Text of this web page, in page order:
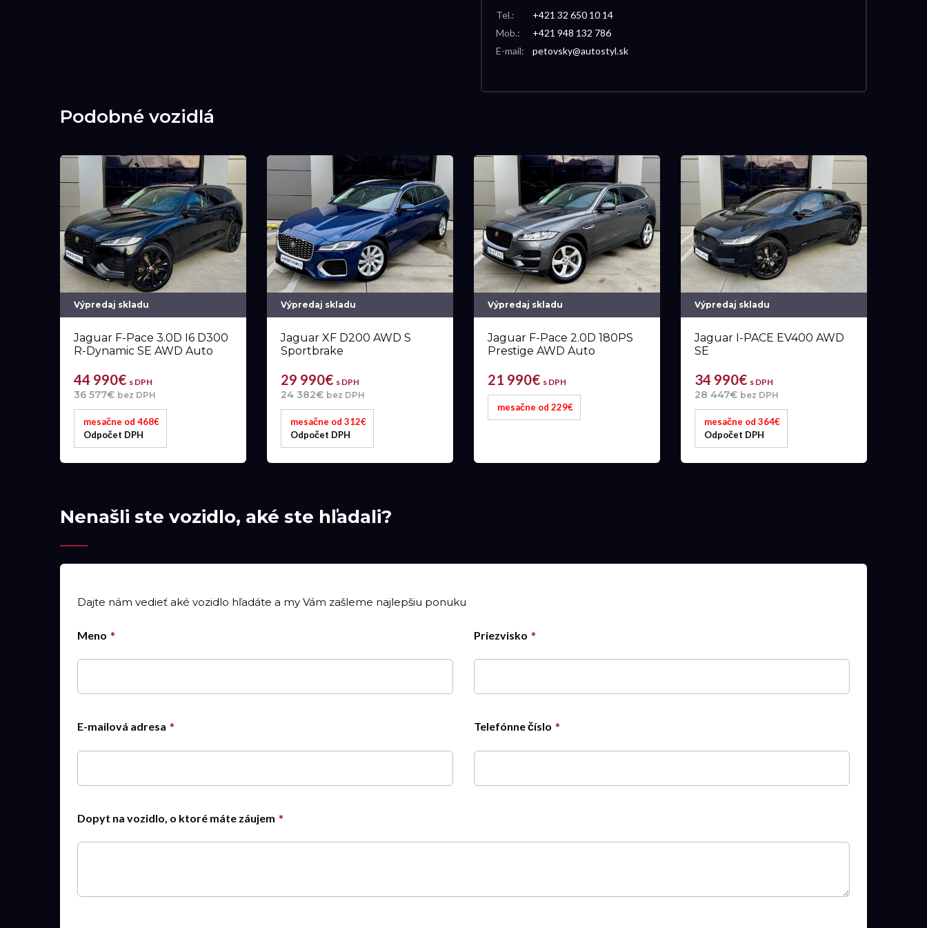
Tel.:
Mob.:
E-mail:
+421 32 650 10 14
+421 948 132 786
petovsky@autostyl.sk
Podobné vozidlá
Výpredaj skladu
Jaguar F-Pace 3.0D I6 D300
R-Dynamic SE AWD Auto
44 990€ s DPH
36 577€ bez DPH
mesačne od 468€
Odpočet DPH
Výpredaj skladu
Jaguar XF D200 AWD S
Sportbrake
29 990€ s DPH
24 382€ bez DPH
mesačne od 312€
Odpočet DPH
Výpredaj skladu
Jaguar F-Pace 2.0D 180PS
Prestige AWD Auto
21 990€ s DPH
mesačne od 229€
Výpredaj skladu
Jaguar I-PACE EV400 AWD
SE
34 990€ s DPH
28 447€ bez DPH
mesačne od 364€
Odpočet DPH
Nenašli ste vozidlo, aké ste hľadali?
Dajte nám vedieť aké vozidlo hľadáte a my Vám zašleme najlepšiu ponuku
Meno Priezvisko
E-mailová adresa Telefónne číslo
Dopyt na vozidlo, o ktoré máte záujem